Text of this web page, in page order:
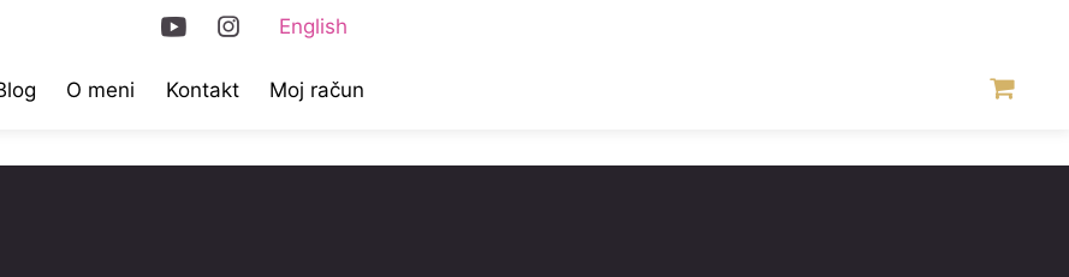
English
O meni Kontakt Moj račun